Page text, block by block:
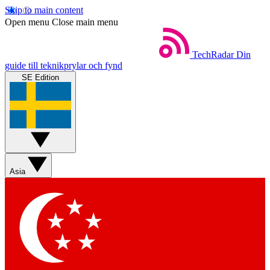
Skip to main content
Open menu Close main menu
TechRadar Din
guide till teknikprylar och fynd
SE Edition
Asia